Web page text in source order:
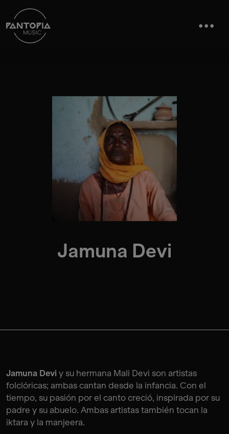
Jamuna Devi
Jamuna Devi y su hermana Mali Devi son artistas
folclóricas; ambas cantan desde la infancia. Con el
tiempo, su pasión por el canto creció, inspirada por su
padre y su abuelo. Ambas artistas también tocan la
iktara y la manjeera.